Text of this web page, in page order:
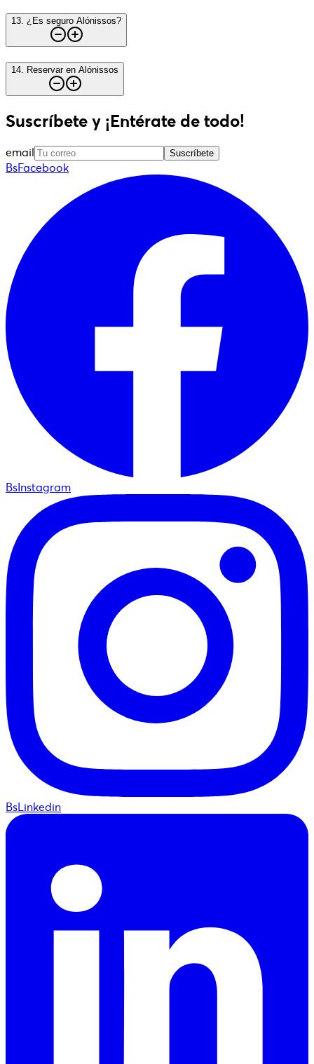
13 ¿Es seguro Alónissos?
14 Reservar en Alónissos
Suscríbete y ¡Entérate de todo!
email Suscríbete
BsFacebook
BsInstagram
BsLinkedin